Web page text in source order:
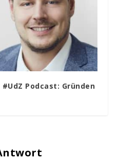
Podcast: Gründen